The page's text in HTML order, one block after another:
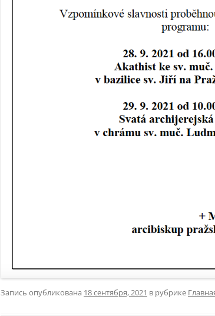
Запись опубликована 18 сентября, 2021 в рубрике